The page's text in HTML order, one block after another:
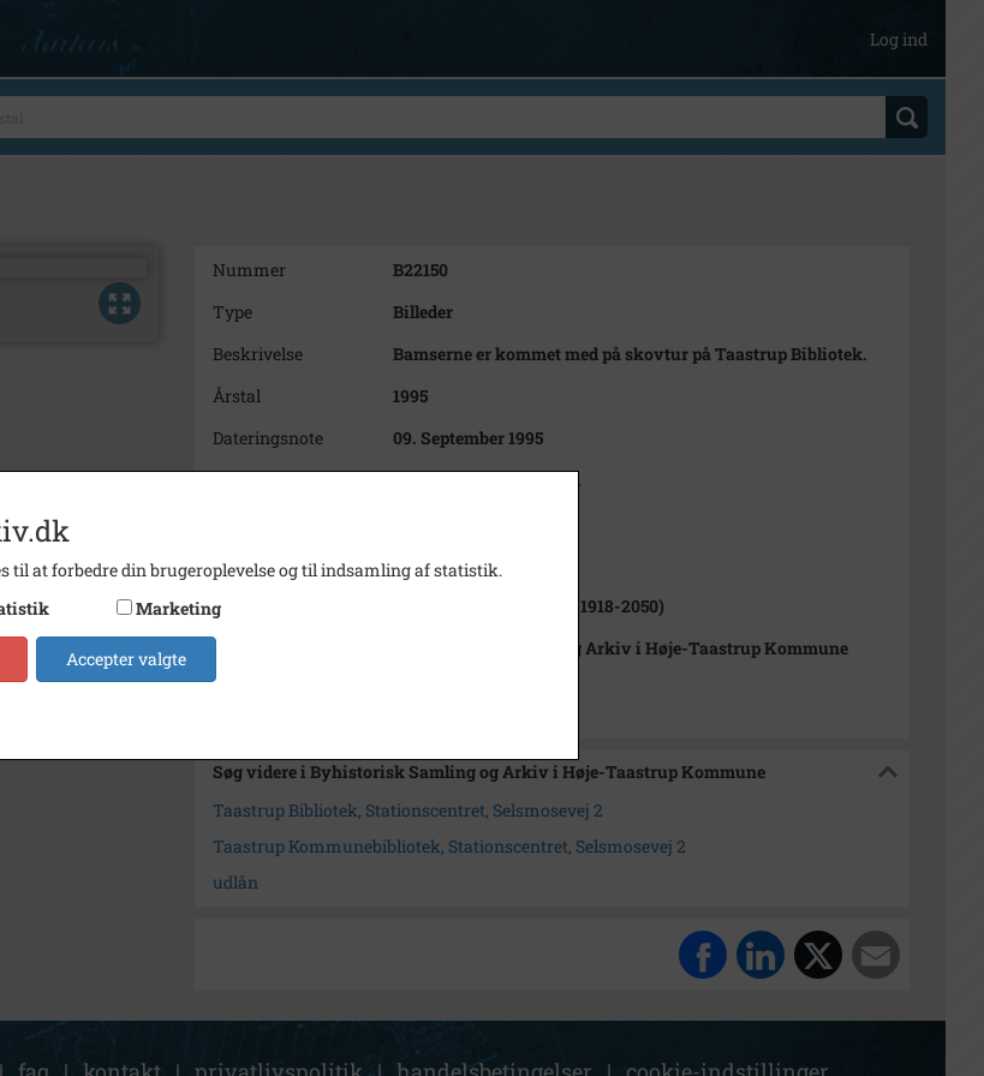
Log ind
Nummer
B22150
Type
Billeder
Beskrivelse
Bamserne er kommet med på skovtur på Taastrup Bibliotek.
Årstal
1995
Dateringsnote
09. September 1995
Fotograf
Michael Wimmelmann.
Type
Sogn (1000-2050)
Enhed
Tåstrup Nykirke Sogn (1918-2050)
Arkiv
Byhistorisk Samling og Arkiv i Høje-Taastrup Kommune
Søg videre i Byhistorisk Samling og Arkiv i Høje-Taastrup Kommune
Taastrup Bibliotek, Stationscentret, Selsmosevej 2
Taastrup Kommunebibliotek, Stationscentret, Selsmosevej 2
udlån
til at forbedre din brugeroplevelse og til indsamling af statistik.
Marketing
Accepter valgte